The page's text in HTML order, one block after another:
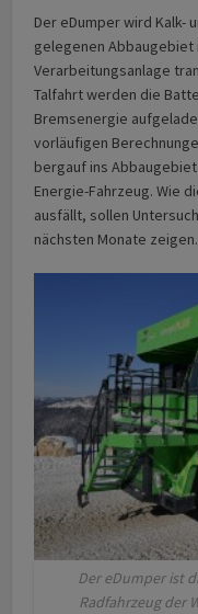
Der eDumper wird Kalk-
gelegenen
Verarbeitungsanlage
Talfahrt werden die
Bremsenergie
vorläufigen
bergauf ins
Energie-Fahrzeug. Wie
ausfällt, sollen
nächsten Monate zeigen.
Der eDumper ist
Radfahrzeug der